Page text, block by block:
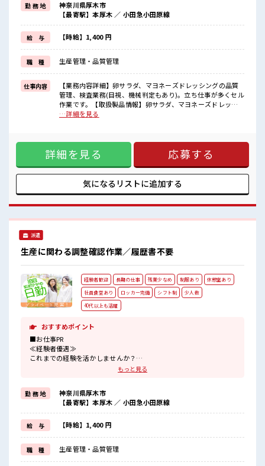
残業はほとんどナシ！
場合によってはお願いすることもあります♪
制服があると毎日の服選びに悩まずOK♪
≪様々なお仕事をご提案≫
一人で悩まず気軽に相談できる、
派遣のお仕事です！
■職場の雰囲気
“コジンマリ”が好きな方にもお勧め！！
少人数の職場です♪
しっかり休める休憩室あり！
オンオフの切替もできちゃう！
勤 務 地
神奈川県厚木市
【最寄駅】本厚木 ／ 小田急小田原線
給 与 【時給】1,400 円
職 種 生産管理・品質管理
仕事内容
【業務内容詳細】卵サラダ、マヨネーズドレッシングの品質
管理、検査業務(目視、機械判定もあり)。立ち仕事が多くセル
作業です。【取扱製品情報】卵サラダ、マヨネーズドレッシ
ング ■お仕事PR ≪経験を活かせる≫ これまでの経験を活かし
ナシ！ 場合によってはお願いすることもあります♪ 制服があ
ると毎日の服選びに悩まずOK♪ ≪様々なお仕事をご提案≫
一人で悩まず気軽に相談できる、 派遣のお仕事です！ ■職場
の雰囲気 “コジンマリ”が好きな方にもお勧め！！ 少人数の職
場です♪ しっかり休める休憩室あり！ オンオフの切替もでき
ちゃう！ ロッカーあり！ 安心してお仕事に集中♪
…詳細を見る
詳細を見る 応募する
気になるリストに追加する
派遣
生産に関わる調整確認作業／履歴書不要
経験者歓迎 長期の仕事 残業少なめ 制服あり
休憩室あり
社員食堂あり
ロッカー完備 シフト制
少人数
40代以上も活躍
おすすめポイント
■お仕事PR
≪経験者優遇≫
これまでの経験を活かしませんか？
≪プライベートが充実する≫
場合によってはお願いすることもありますが、
残業はほとんどナシ！
≪動きやすい制服アリ≫
制服があるので、
毎日の服装の悩み解消♪
≪収入アップを目指せる≫
高時給だらけの派遣のお仕事です！
もっと見る
勤 務 地
神奈川県厚木市
【最寄駅】本厚木 ／ 小田急小田原線
給 与 【時給】1,400 円
職 種 生産管理・品質管理